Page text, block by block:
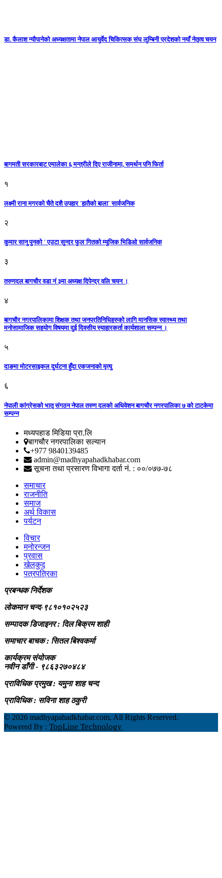
डा. कैलाश न्यौपानेको अध्यक्षतामा नेपाल आयुर्वेद चिकित्सक संघ लुम्बिनी प्रदेशको नयाँ नेतृत्व चयन
बागमती सरकारबाट एमालेका ६ मन्त्रीले दिए राजीनामा, समर्थन पनि फिर्ता
१
लक्ष्मी राना मगरको चैते दशै उपहार ´हातैको बाला` सार्वजनिक
२
कुमार सानु पुनको ´ एउटा सुन्दर फुल`गितको म्युजिक भिडिओ सार्वजनिक
३
तरुणदल बागचौर वडा नं ३मा अध्यक्ष दिपेन्द्र वलि चयन ।
४
बागचौर नगरपालिकामा शिक्षक तथा जनप्रतिनिधिहरुको लागि मानसिक स्वास्थ्य तथा
मनोसामाजिक सहयोग विषयमा दुई दिवसीय स्याहारकर्ता कार्यशाला सम्पन्न ।
५
दाङमा मोटरसाइकल दुर्घटना हुँदा एकजनाको मृत्यु
६
नेपाली कांग्रेसको भातृ संगठन नेपाल तरुण दलको अधिवेशन बागचौर नगरपालिका ७ को टाटकेमा
सम्पन्न
मध्यपहाड मिडिया प्रा.लि
बागचौर नगरपालिका सल्यान
+977 9840139485
admin@madhyapahadkhabar.com
सूचना तथा प्रसारण विभागा दर्ता नं. : ००/०७७-७८
समाचार
राजनीति
समाज
अर्थ विकास
पर्यटन
विचार
मनोरन्जन
प्रवास
खेलकुद
पत्रपत्रिका
प्रबन्धक निर्देशक
लोकमान चन्द-९८१०१०२५२३
सम्पादक डिजाइनर : दिल बिक्रम शाही
समाचार बाचक : सितल बिश्वकर्मा
कार्यक्रम संयोजक
नवीन डाँगी - ९८६३२७०४८४
प्राविधिक प्रमुख : यमुना शाह चन्द
प्राविधिक : सविना शाह ठकुरी
© 2026 madhyapahadkhabar.com, All Rights Reserved.
Powered By : TopLine Technology